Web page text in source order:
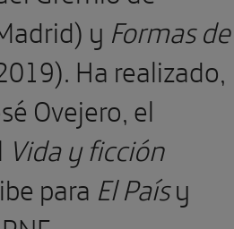
y Formas de
Ha realizado,
Ovejero, el
Vida y ficción
para El Paísy